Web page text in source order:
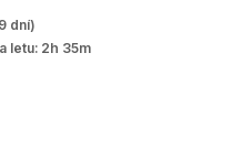
dní)
letu: 2h 35m